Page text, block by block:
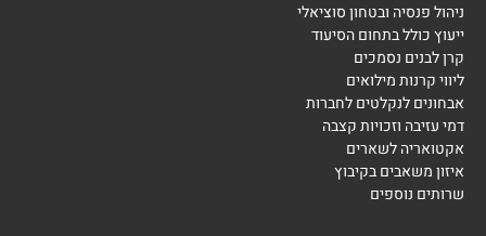
ניהול פנסיה ובטחון סוציאלי
ייעוץ כולל בתחום הסיעוד
קרן לבנים נסמכים
ליווי קרנות מילואים
אבחונים לנקלטים לחברות
דמי עזיבה וזכויות קצבה
אקטואריה לשארים
איזון משאבים בקיבוץ
שרותים נוספים